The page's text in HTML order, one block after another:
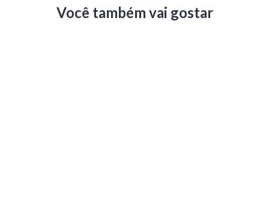
Você também vai gostar